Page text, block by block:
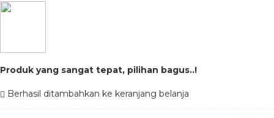
Produk yang sangat tepat, pilihan bagus..!
Berhasil ditambahkan ke keranjang belanja